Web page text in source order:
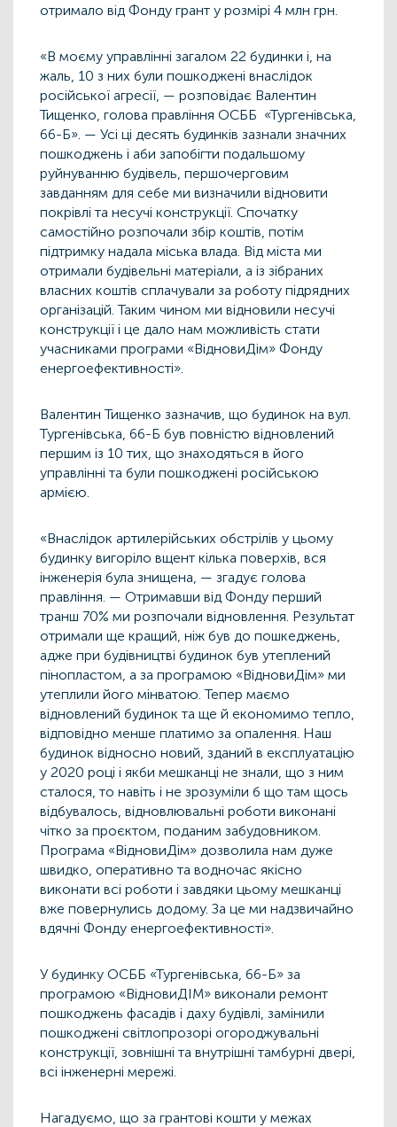
отримало від Фонду грант у розмірі 4 млн грн.
«В моєму управлінні загалом 22 будинки і, на
жаль, 10 з них були пошкоджені внаслідок
російської агресії, — розповідає Валентин
Тищенко, голова правління ОСББ «Тургенівська,
66-Б». — Усі ці десять будинків зазнали значних
пошкоджень і аби запобігти подальшому
руйнуванню будівель, першочерговим
завданням для себе ми визначили відновити
покрівлі та несучі конструкції. Спочатку
самостійно розпочали збір коштів, потім
підтримку надала міська влада. Від міста ми
отримали будівельні матеріали, а із зібраних
власних коштів сплачували за роботу підрядних
організацій. Таким чином ми відновили несучі
конструкції і це дало нам можливість стати
учасниками програми «ВідновиДім» Фонду
енергоефективності».
Валентин Тищенко зазначив, що будинок на вул.
Тургенівська, 66-Б був повністю відновлений
першим із 10 тих, що знаходяться в його
управлінні та були пошкоджені російською
армією.
«Внаслідок артилерійських обстрілів у цьому
будинку вигоріло вщент кілька поверхів, вся
інженерія була знищена, — згадує голова
правління. — Отримавши від Фонду перший
транш 70% ми розпочали відновлення. Результат
отримали ще кращий, ніж був до пошкеджень,
адже при будівництві будинок був утеплений
пінопластом, а за програмою «ВідновиДім» ми
утеплили його мінватою. Тепер маємо
відновлений будинок та ще й економимо тепло,
відповідно менше платимо за опалення. Наш
будинок відносно новий, зданий в експлуатацію
у 2020 році і якби мешканці не знали, що з ним
сталося, то навіть і не зрозуміли б що там щось
відбувалось, відновлювальні роботи виконані
чітко за проєктом, поданим забудовником.
Програма «ВідновиДім» дозволила нам дуже
швидко, оперативно та водночас якісно
виконати всі роботи і завдяки цьому мешканці
вже повернулись додому. За це ми надзвичайно
вдячні Фонду енергоефективності».
У будинку ОСББ «Тургенівська, 66-Б» за
програмою «ВідновиДІМ» виконали ремонт
пошкоджень фасадів і даху будівлі, замінили
пошкоджені світлопрозорі огороджувальні
конструкції, зовнішні та внутрішні тамбурні двері,
всі інженерні мережі.
Нагадуємо, що за грантові кошти у межах